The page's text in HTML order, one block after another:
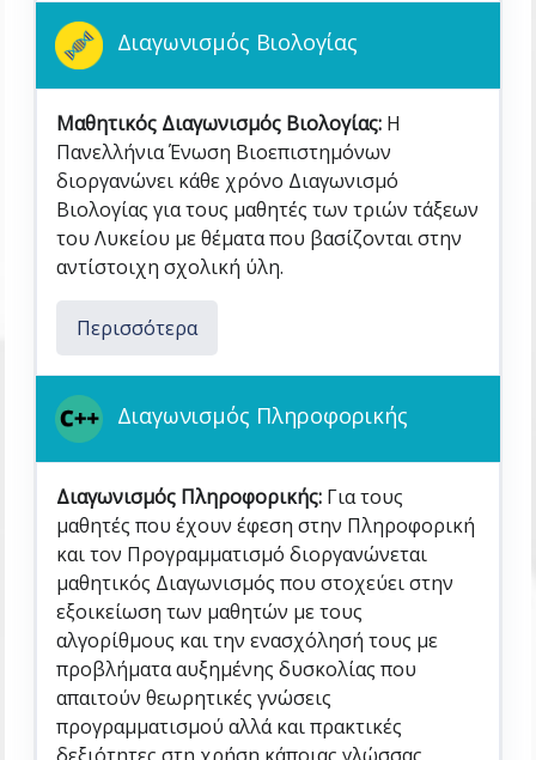
Διαγωνισμός Βιολογίας
Μαθητικός Διαγωνισμός Βιολογίας: Η
Πανελλήνια Ένωση Βιοεπιστημόνων
διοργανώνει κάθε χρόνο Διαγωνισμό
Βιολογίας για τους μαθητές των τριών τάξεων
του Λυκείου με θέματα που βασίζονται στην
αντίστοιχη σχολική ύλη.
Περισσότερα
Διαγωνισμός Πληροφορικής
Διαγωνισμός Πληροφορικής: Για τους
μαθητές που έχουν έφεση στην Πληροφορική
και τον Προγραμματισμό διοργανώνεται
μαθητικός Διαγωνισμός που στοχεύει στην
εξοικείωση των μαθητών με τους
αλγορίθμους και την ενασχόλησή τους με
προβλήματα αυξημένης δυσκολίας που
απαιτούν θεωρητικές γνώσεις
προγραμματισμού αλλά και πρακτικές
δεξιότητες στη χρήση κάποιας γλώσσας